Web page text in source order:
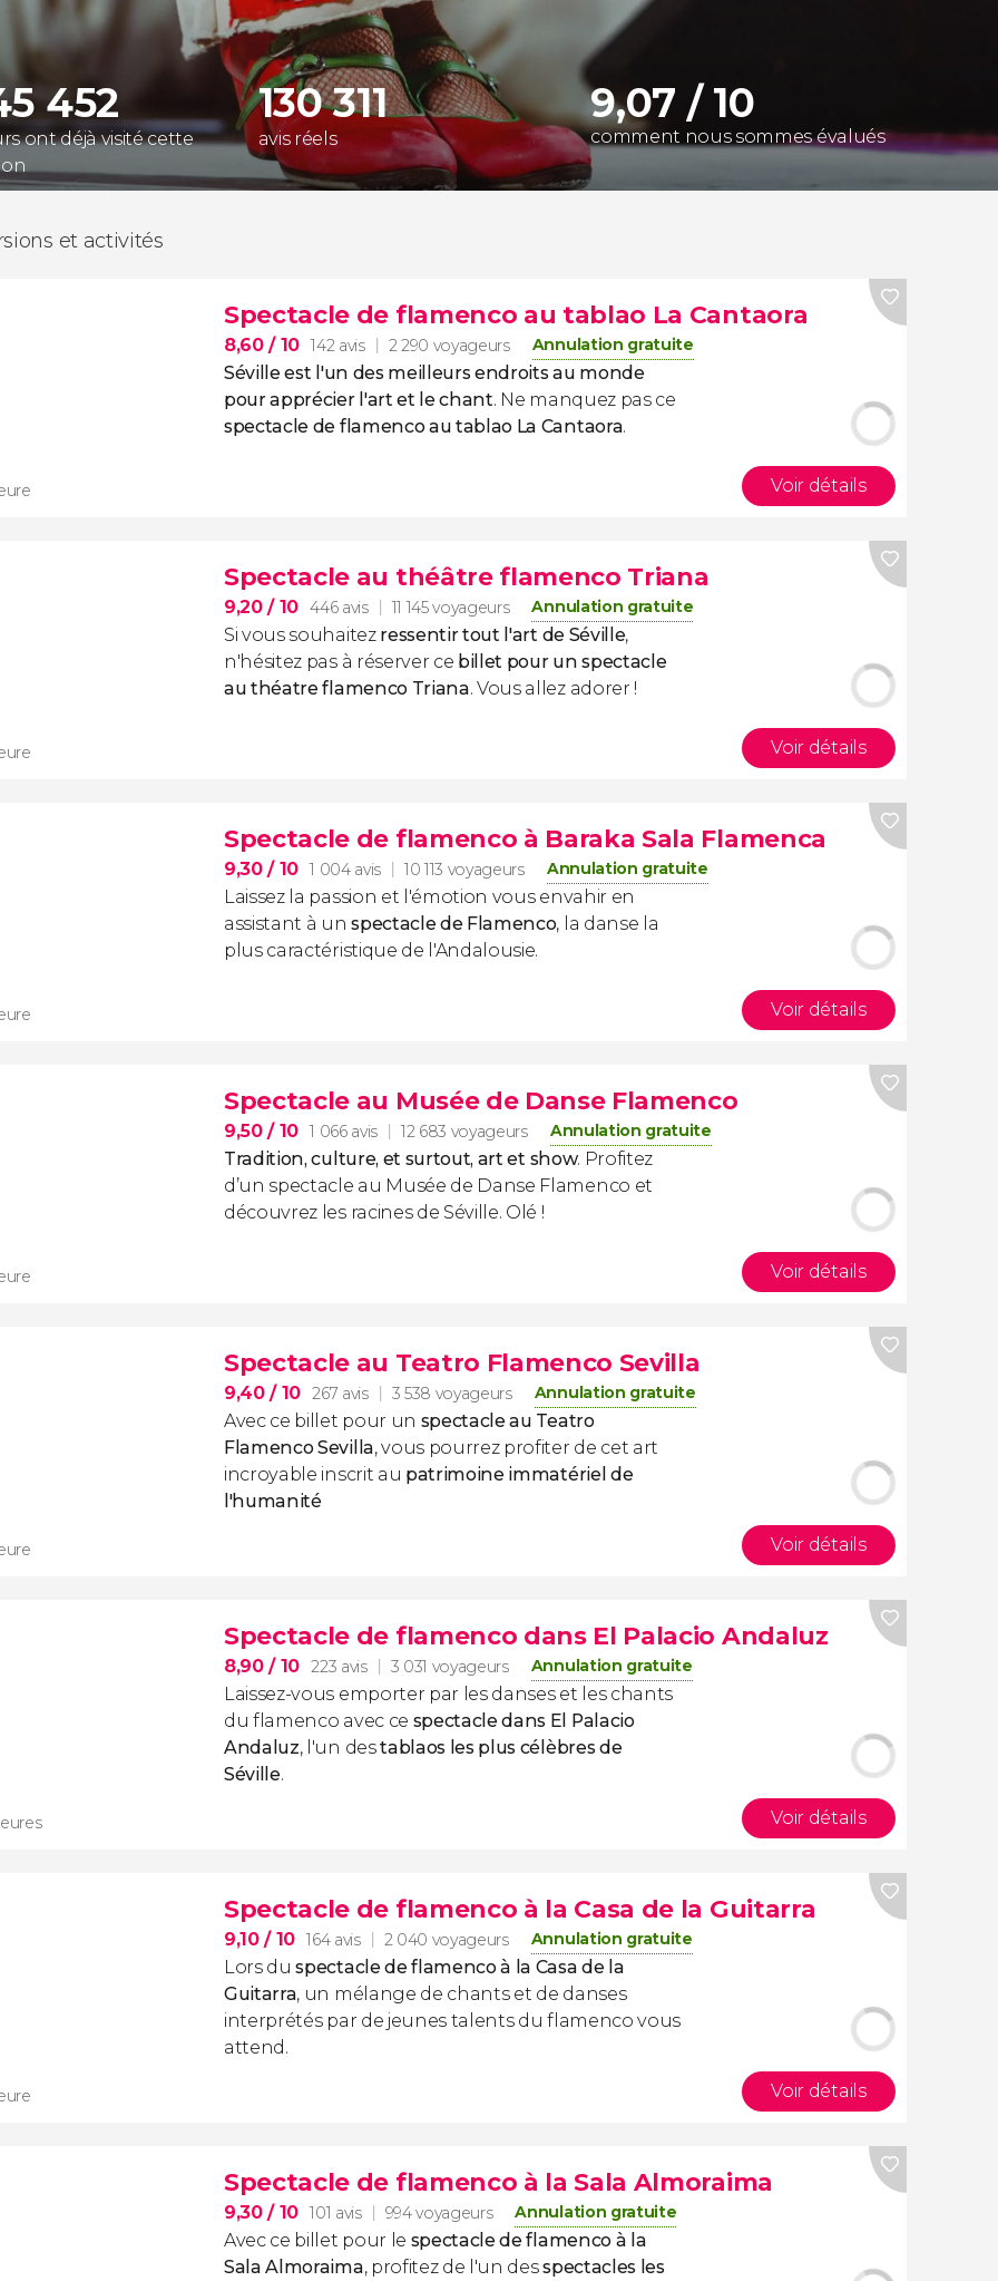
452
ont déjà visité cette
130 311
avis réels
9,07 / 10
comment nous sommes évalués
et activités
Spectacle de flamenco au tablao La Cantaora
8,60/ 10 142 avis 2 290 voyageurs Annulation gratuite
Séville est l'un des meilleurs endroits au monde
pour apprécier l'art et le chant. Ne manquez pas ce
spectacle de flamenco au tablao La Cantaora.
Voir détails
Spectacle au théâtre flamenco Triana
9,20/ 10 446 avis 11 145 voyageurs Annulation gratuite
Si vous souhaitezressentir tout l'art de Séville,
n'hésitez pas à réserver ce billet pour un spectacle
au théatre flamenco Triana. Vous allez adorer !
Voir détails
Spectacle de flamenco à Baraka Sala Flamenca
9,30/ 10 1 004 avis 10 113 voyageurs Annulation gratuite
Laissez la passion et l'émotion vous envahir en
assistant à unspectacle de Flamenco, la danse la
plus caractéristique de l'Andalousie.
Voir détails
Spectacle au Musée de Danse Flamenco
9,50/ 10 1 066 avis 12 683 voyageurs Annulation gratuite
Tradition, culture, et surtout, art et show. Profitez
d’un spectacle au Musée de Danse Flamenco et
découvrez les racines de Séville. Olé !
Voir détails
Spectacle au Teatro Flamenco Sevilla
9,40/ 10 267 avis 3 538 voyageurs Annulation gratuite
Avec ce billet pour un spectacle au Teatro
Flamenco Sevilla, vous pourrez profiter de cet art
incroyable inscrit au patrimoine immatériel de
l'humanité
Voir détails
Spectacle de flamenco dans El Palacio Andaluz
8,90/ 10 223 avis 3 031 voyageurs Annulation gratuite
Laissez-vous emporter par les danses et les chants
du flamenco avec ce spectacle dans El Palacio
Andaluz, l'un destablaos les plus célèbres de
Séville.
Voir détails
Spectacle de flamenco à la Casa de la Guitarra
9,10/ 10 164 avis 2 040 voyageurs Annulation gratuite
Lors duspectacle de flamenco à la Casa de la
Guitarra, un mélange de chants et de danses
interprétés par de jeunes talents du flamenco vous
attend.
Voir détails
Spectacle de flamenco à la Sala Almoraima
9,30/ 10 101 avis 994 voyageurs Annulation gratuite
Avec ce billet pour le spectacle de flamenco à la
Sala Almoraima, profitez de l'un desspectacles les